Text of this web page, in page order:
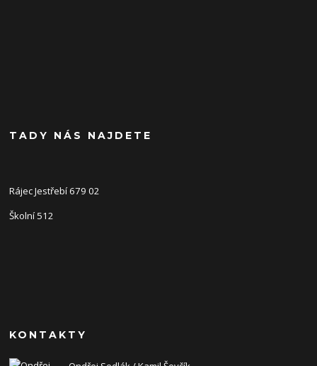
TADY NÁS NAJDETE
Rájec Jestřebí 679 02
Školní 512
KONTAKTY